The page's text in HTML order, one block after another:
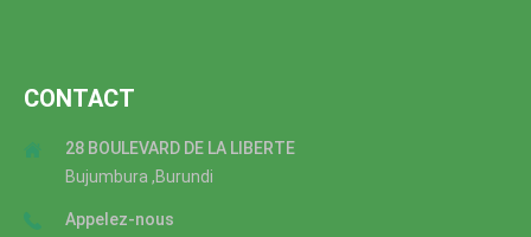
CONTACT
28 BOULEVARD DE LA LIBERTE
Bujumbura ,Burundi
Appelez-nous